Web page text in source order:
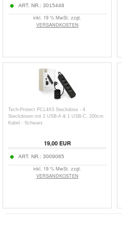
ART. NR.: 3015448
inkl. 19 % MwSt. zzgl.
VERSANDKOSTEN
Tech-Protect PCL4X3 Steckdose - 4
Steckdosen mit 2 USB-A & 1 USB-C, 200cm
Kabel - Schwarz
19,00EUR
ART. NR.: 3009085
inkl. 19 % MwSt. zzgl.
VERSANDKOSTEN